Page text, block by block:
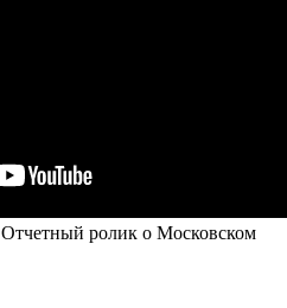
Отчетный ролик о Московском